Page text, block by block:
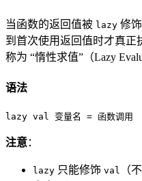
当函数的返回值被 lazy 修
到首次使用返回值时才真正
称为 “惰性求值”（Lazy
语法
lazy val 变量名 = 函数调用
注意：
lazy 只能修饰 val （